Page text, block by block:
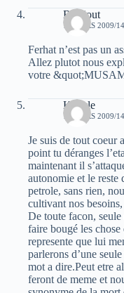
Belajout
17 MARS 2009/
Ferhat n’est pas un
Allez plutot nous
votre
Kabyle
17 MARS 2009/
Je suis de tout coeur
point tu déranges
maintenant il
autonomie et le reste
petrole, sans rien,
cultivant nos
De toute facon,
faire bougé les
represente que lui
parlerons d’une
mot a dire.Peut etre
feront de meme et